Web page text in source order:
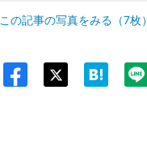
この記事の写真をみる（7枚）